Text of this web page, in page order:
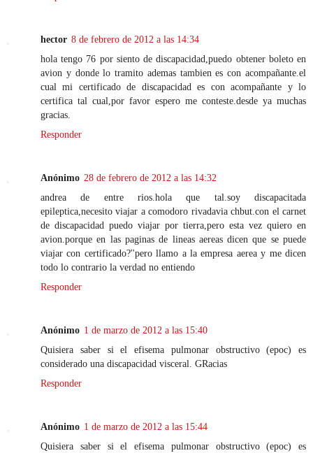
hector 8 de febrero de 2012 a las 14:34
hola tengo 76 por siento de discapacidad,puedo obtener boleto en
avion y donde lo tramito ademas tambien es con acompañante.el
cual mi certificado de discapacidad es con acompañante y lo
certifica tal cual,por favor espero me conteste.desde ya muchas
gracias.
Responder
Anónimo 28 de febrero de 2012 a las 14:32
andrea de entre rios.hola que tal.soy discapacitada
epileptica,necesito viajar a comodoro rivadavia chbut.con el carnet
de discapacidad puedo viajar por tierra,pero esta vez quiero en
avion.porque en las paginas de lineas aereas dicen que se puede
viajar con certificado?''pero llamo a la empresa aerea y me dicen
todo lo contrario la verdad no entiendo
Responder
Anónimo 1 de marzo de 2012 a las 15:40
Quisiera saber si el efisema pulmonar obstructivo (epoc) es
considerado una discapacidad visceral. GRacias
Responder
Anónimo 1 de marzo de 2012 a las 15:44
Quisiera saber si el efisema pulmonar obstructivo (epoc) es